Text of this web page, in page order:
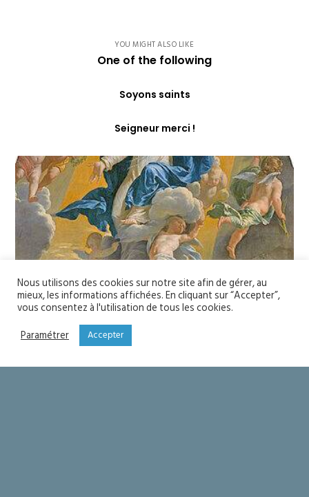
YOU MIGHT ALSO LIKE
One of the following
Soyons saints
Seigneur merci !
Nous utilisons des cookies sur notre site afin de gérer, au
mieux, les informations affichées. En cliquant sur “Accepter”,
vous consentez à l'utilisation de tous les cookies.
Paramétrer
Accepter